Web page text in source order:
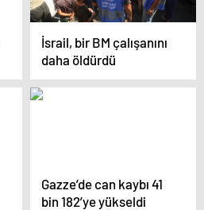
İsrail, bir BM çalışanını
daha öldürdü
Gazze’de can kaybı 41
bin 182’ye yükseldi